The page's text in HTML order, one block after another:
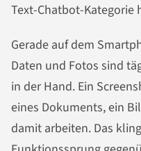
Text-Chatbot-Kategorie
Gerade auf dem
Daten und Fotos sind
in der Hand. Ein
eines Dokuments, ein
damit arbeiten. Das